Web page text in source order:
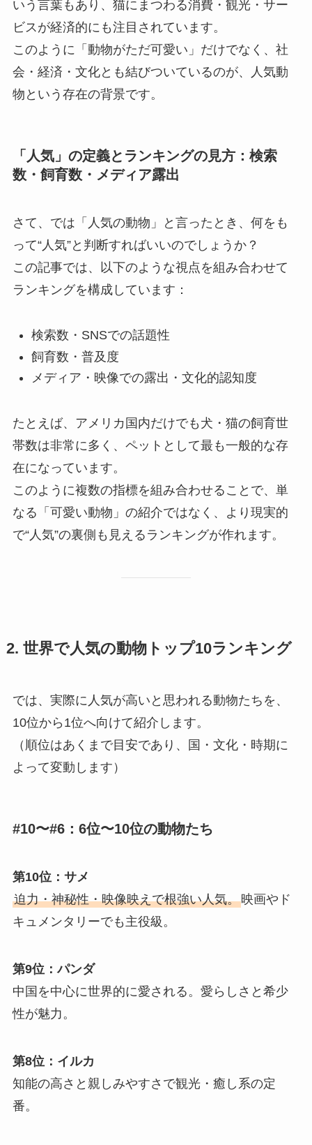
いう言葉もあり、猫にまつわる消費・観光・サー
ビスが経済的にも注目されています。
このように「動物がただ可愛い」だけでなく、社
会・経済・文化とも結びついているのが、人気動
物という存在の背景です。
「人気」の定義とランキングの見方：検索
数・飼育数・メディア露出
さて、では「人気の動物」と言ったとき、何をも
って“人気”と判断すればいいのでしょうか？
この記事では、以下のような視点を組み合わせて
ランキングを構成しています：
検索数・SNSでの話題性
飼育数・普及度
メディア・映像での露出・文化的認知度
たとえば、アメリカ国内だけでも犬・猫の飼育世
帯数は非常に多く、ペットとして最も一般的な存
在になっています。
このように複数の指標を組み合わせることで、単
なる「可愛い動物」の紹介ではなく、より現実的
で“人気”の裏側も見えるランキングが作れます。
2. 世界で人気の動物トップ10ランキング
では、実際に人気が高いと思われる動物たちを、
10位から1位へ向けて紹介します。
（順位はあくまで目安であり、国・文化・時期に
よって変動します）
#10〜#6：6位〜10位の動物たち
第10位：サメ
迫力・神秘性・映像映えで根強い人気。映画やド
キュメンタリーでも主役級。
第9位：パンダ
中国を中心に世界的に愛される。愛らしさと希少
性が魅力。
第8位：イルカ
知能の高さと親しみやすさで観光・癒し系の定
番。